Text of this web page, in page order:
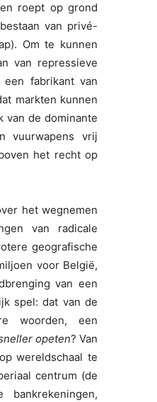
roept op grond
van privé-
Om te kunnen
van repressieve
fabrikant van
markten kunnen
van de dominante
vuurwapens vrij
het recht op
het wegnemen
van radicale
geografische
voor België,
van een
spel: dat van de
woorden, een
opeten? Van
wereldschaal te
centrum (de